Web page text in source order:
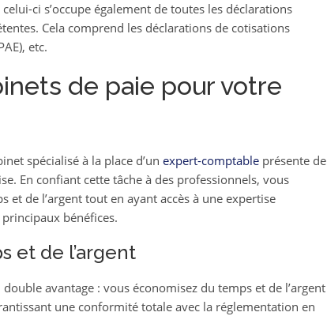
ci s’occupe également de toutes les déclarations
Cela comprend les déclarations de cotisations
etc.
de paie pour votre
spécialisé à la place d’un expert-comptableprésente de
En confiant cette tâche à des professionnels, vous
et de l’argent tout en ayant accès à une expertise
bénéfices.
et de l’argent
avantage : vous économisez du temps et de l’argent
une conformité totale avec la réglementation en